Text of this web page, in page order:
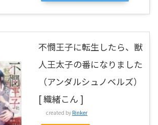
不憫王子に転生したら、獣
人王太子の番になりました
（アンダルシュノベルズ）
[ 織緒こん ]
created by Rinker